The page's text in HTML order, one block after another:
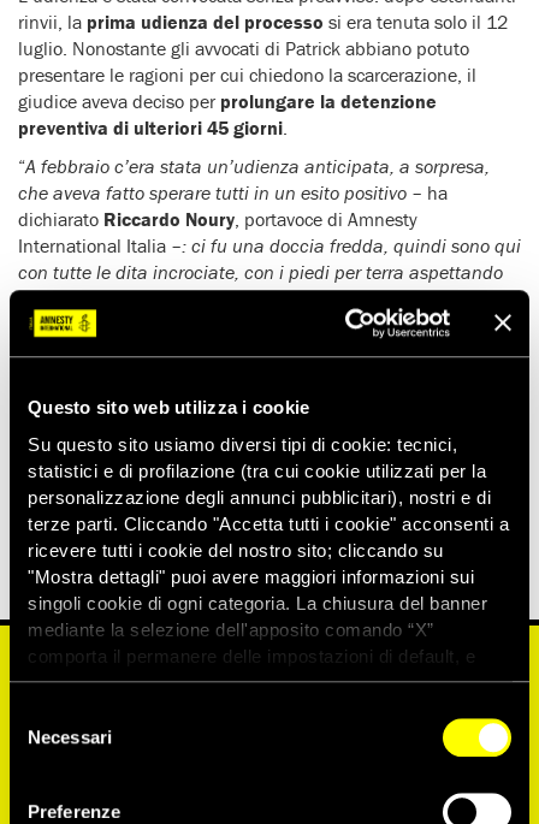
Questo sito web utilizza i cookie
Su questo sito usiamo diversi tipi di cookie: tecnici,
statistici e di profilazione (tra cui cookie utilizzati per la
personalizzazione degli annunci pubblicitari), nostri e di
terze parti. Cliccando "Accetta tutti i cookie" acconsenti a
ricevere tutti i cookie del nostro sito; cliccando su
"Mostra dettagli" puoi avere maggiori informazioni sui
singoli cookie di ogni categoria. La chiusura del banner
mediante la selezione dell'apposito comando “X”
comporta il permanere delle impostazioni di default, e
dunque la continuazione della navigazione con i cookie
dei cookie attivi sul sito clicca
delNecessari
Preferenze
rinvii, la prima udienza del processo si era tenuta solo il 12
luglio. Nonostante gli avvocati di Patrick abbiano potuto
presentare le ragioni per cui chiedono la scarcerazione, il
giudice aveva deciso per prolungare la detenzione
preventiva di ulteriori 45 giorni.
“A febbraio c’era stata un’udienza anticipata, a sorpresa,
che aveva fatto sperare tutti in un esito positivo – ha
dichiarato Riccardo Noury, portavoce di Amnesty
International Italia –: ci fu una doccia fredda, quindi sono qui
con tutte le dita incrociate, con i piedi per terra aspettando
una buona notizia“.
Non è possibile, infatti, prevedere in che modo si esprimerà il
Tribunale del Cairo: “Non è una questione nè di scaramanzia,
giudiziario egiziano è arbitrario e anche imprevedibile. Spero
che lunedì avremo modo di gioire però non mi spingo molto
più avanti. La cosa che ci sia stato un fatto in mezzo a
questo periodo di 45 giorni che sembrava infinito, di per sè è
un elemento buono, positivo e che da speranza“.
ATTIVATI ORA